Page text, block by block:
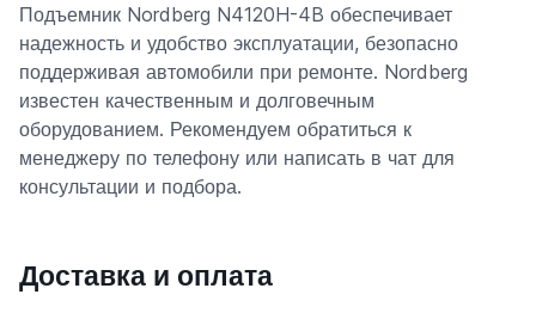
Подъемник Nordberg N4120H-4B обеспечивает
надежность и удобство эксплуатации, безопасно
поддерживая автомобили при ремонте. Nordberg
известен качественным и долговечным
оборудованием. Рекомендуем обратиться к
менеджеру по телефону или написать в чат для
консультации и подбора.
Доставка и оплата